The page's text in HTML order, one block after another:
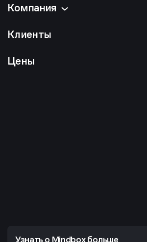
Компания
Клиенты
Цены
Узнать о Mindbox больше